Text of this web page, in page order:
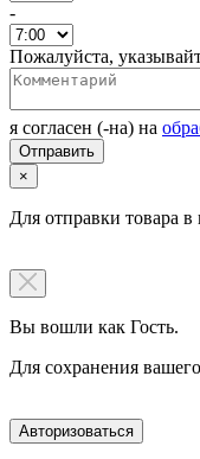
-
Пожалуйста,
я согласен (-на) на
×
Для отправки товара
Вы вошли как Гость.
Для сохранения
Авторизоваться